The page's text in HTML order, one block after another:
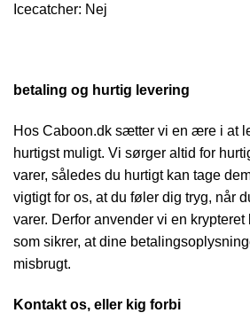
Icecatcher: Nej
betaling og hurtig levering
Hos Caboon.dk sætter vi en ære i at
hurtigst muligt. Vi sørger altid for
varer, således du hurtigt kan tage
vigtigt for os, at du føler dig tryg, når
varer. Derfor anvender vi en
som sikrer, at dine
misbrugt.
Kontakt os, eller kig forbi